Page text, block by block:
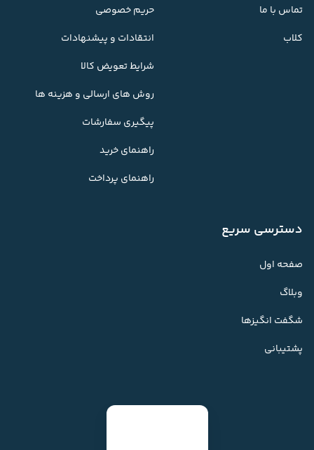
تماس با ما
کلاب
حریم خصوصی
انتقادات و پیشنهادات
شرایط تعویض کالا
روش های ارسالی و هزینه ها
پیگیری سفارشات
راهنمای خرید
راهنمای پرداخت
دسترسی سریع
صفحه اول
وبلاگ
شگفت انگیزها
پشتیبانی